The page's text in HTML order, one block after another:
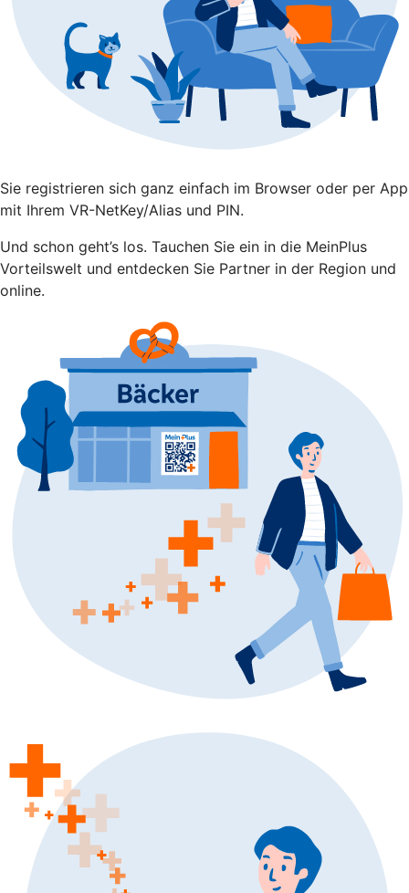
Sie registrieren sich ganz einfach im Browser oder per App
mit Ihrem VR-NetKey/Alias und PIN.
Und schon geht’s los. Tauchen Sie ein in die MeinPlus
Vorteilswelt und entdecken Sie Partner in der Region und
online.